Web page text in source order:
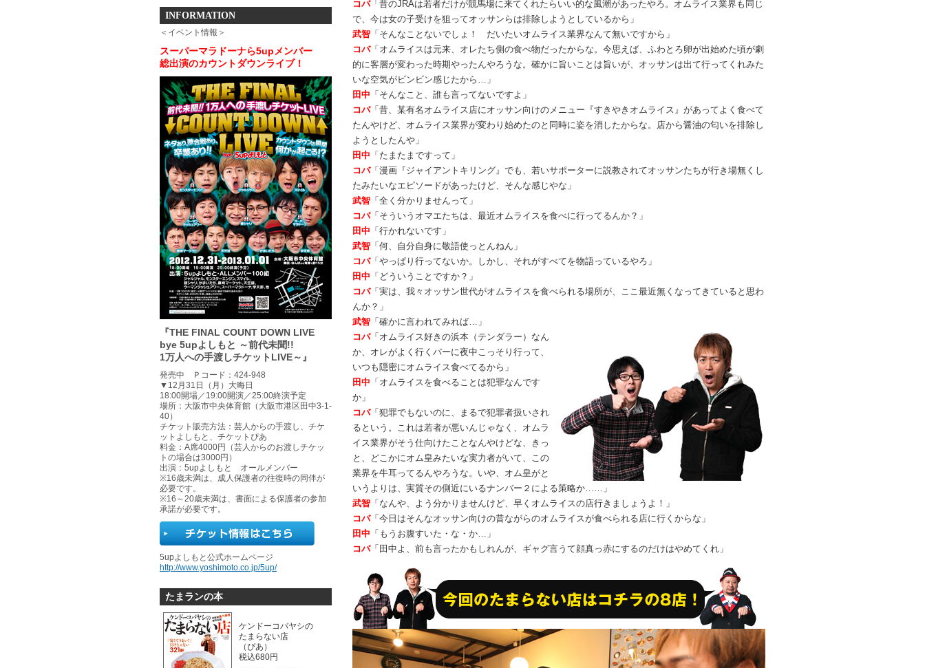
INFORMATION
＜イベント情報＞
スーパーマラドーナら5upメンバー
総出演のカウントダウンライブ！
『THE FINAL COUNT DOWN LIVE
bye 5upよしもと ～前代未聞!!
1万人への手渡しチケットLIVE～』
発売中 Ｐコード：424-948
▼12月31日（月）大晦日
18:00開場／19:00開演／25:00終演予定
場所：大阪市中央体育館（大阪市港区田中3-1-
40）
チケット販売方法：芸人からの手渡し、チケ
ットよしもと、チケットぴあ
料金：A席4000円（芸人からのお渡しチケッ
トの場合は3000円）
出演：5upよしもと オールメンバー
※16歳未満は、成人保護者の往復時の同伴が
必要です。
※16～20歳未満は、書面による保護者の参加
承諾が必要です。
5upよしもと公式ホームページ
http://www.yoshimoto.co.jp/5up/
たまランの本
ケンドーコバヤシの
たまらない店
（ぴあ）
税込680円
コバ「昔のJRAは若者だけが競馬場に来てくれたらいい的な風潮があったやろ。オムライス業界も同じ
で、今は女の子受けを狙ってオッサンらは排除しようとしているから」
武智 「そんなことないでしょ！ だいたいオムライス業界なんて無いですから」
コバ「オムライスは元来、オレたち側の食べ物だったからな。今思えば、ふわとろ卵が出始めた頃が劇
的に客層が変わった時期やったんやろうな。確かに旨いことは旨いが、オッサンは出て行ってくれみた
いな空気がビンビン感じたから…」
田中 「そんなこと、誰も言ってないですよ」
コバ「昔、某有名オムライス店にオッサン向けのメニュー『すきやきオムライス』があってよく食べて
たんやけど、オムライス業界が変わり始めたのと同時に姿を消したからな。店から醤油の匂いを排除し
ようとしたんや」
田中 「たまたまですって」
コバ「漫画『ジャイアントキリング』でも、若いサポーターに説教されてオッサンたちが行き場無くし
たみたいなエピソードがあったけど、そんな感じやな」
武智 「全く分かりませんって」
コバ「そういうオマエたちは、最近オムライスを食べに行ってるんか？」
田中 「行かれないです」
武智 「何、自分自身に敬語使っとんねん」
コバ「やっぱり行ってないか。しかし、それがすべてを物語っているやろ」
田中 「どういうことですか？」
コバ「実は、我々オッサン世代がオムライスを食べられる場所が、ここ最近無くなってきていると思わ
んか？」
武智 「確かに言われてみれば…」
コバ「オムライス好きの浜本（テンダラー）なん
か、オレがよく行くバーに夜中こっそり行って、
いつも隠密にオムライス食べてるから」
田中 「オムライスを食べることは犯罪なんです
か」
コバ「犯罪でもないのに、まるで犯罪者扱いされ
るという。これは若者が悪いんじゃなく、オムラ
イス業界がそう仕向けたことなんやけどな、きっ
と、どこかにオム皇みたいな実力者がいて、この
業界を牛耳ってるんやろうな。いや、オム皇がと
いうよりは、実質その側近にいるナンバー２による策略か……」
武智 「なんや、よう分かりませんけど、早くオムライスの店行きましょうよ！」
コバ「今日はそんなオッサン向けの昔ながらのオムライスが食べられる店に行くからな」
田中 「もうお腹すいた・な・か…」
コバ「田中よ、前も言ったかもしれんが、ギャグ言うて顔真っ赤にするのだけはやめてくれ」